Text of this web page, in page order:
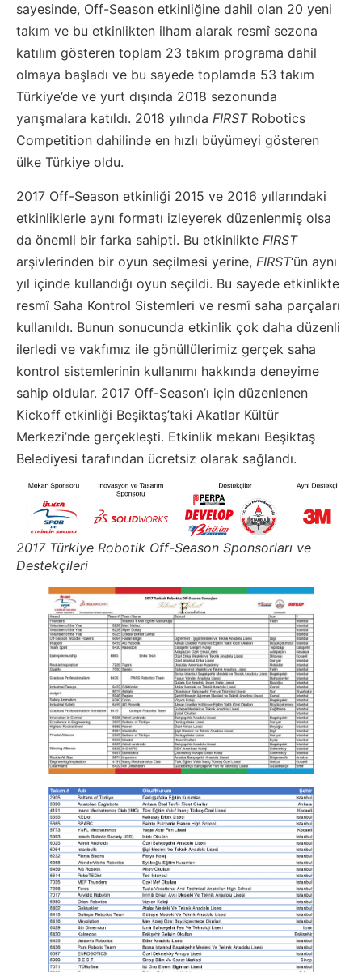
sayesinde, Off-Season etkinliğine dahil olan 20 yeni
takım ve bu etkinlikten ilham alarak resmî sezona
katılım gösteren toplam 23 takım programa dahil
olmaya başladı ve bu sayede toplamda 53 takım
Türkiye’de ve yurt dışında 2018 sezonunda
yarışmalara katıldı. 2018 yılında FIRSTRobotics
Competition dahilinde en hızlı büyümeyi gösteren
ülke Türkiye oldu.
2017 Off-Season etkinliği 2015 ve 2016 yıllarındaki
etkinliklerle aynı formatı izleyerek düzenlenmiş olsa
da önemli bir farka sahipti. Bu etkinlikte FIRST
arşivlerinden bir oyun seçilmesi yerine, FIRST‘ün aynı
yıl içinde kullandığı oyun seçildi. Bu sayede etkinlikte
resmî Saha Kontrol Sistemleri ve resmî saha parçaları
kullanıldı. Bunun sonucunda etkinlik çok daha düzenli
ilerledi ve vakfımız ile gönüllülerimiz gerçek saha
kontrol sistemlerinin kullanımı hakkında deneyime
sahip oldular. 2017 Off-Season’ı için düzenlenen
Kickoff etkinliği Beşiktaş’taki Akatlar Kültür
Merkezi’nde gerçekleşti. Etkinlik mekanı Beşiktaş
Belediyesi tarafından ücretsiz olarak sağlandı.
2017 Türkiye Robotik Off-Season Sponsorları ve
Destekçileri